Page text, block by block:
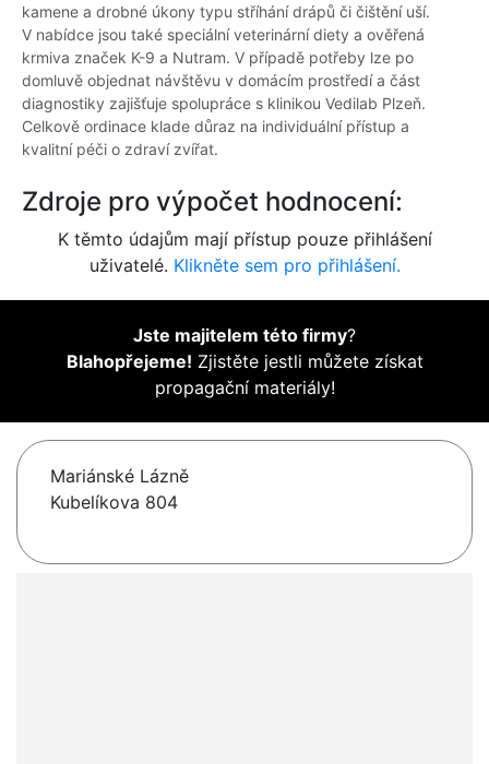
kamene a drobné úkony typu stříhání drápů či čištění uší.
V nabídce jsou také speciální veterinární diety a ověřená
krmiva značek K-9 a Nutram. V případě potřeby lze po
domluvě objednat návštěvu v domácím prostředí a část
diagnostiky zajišťuje spolupráce s klinikou Vedilab Plzeň.
Celkově ordinace klade důraz na individuální přístup a
kvalitní péči o zdraví zvířat.
Zdroje pro výpočet hodnocení:
K těmto údajům mají přístup pouze přihlášení
uživatelé. Klikněte sem pro přihlášení.
Jste majitelem této firmy?
Blahopřejeme! Zjistěte jestli můžete získat
propagační materiály!
Mariánské Lázně
Kubelíkova 804